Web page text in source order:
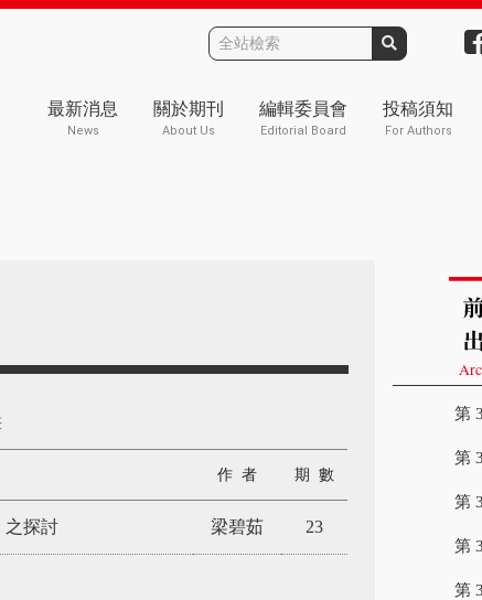
最新消息
News
關於期刊
About Us
編輯委員會
Editorial Board
投稿須知
For Authors
作 者 期 數
之探討 梁碧茹 23
第
第
第
第
第